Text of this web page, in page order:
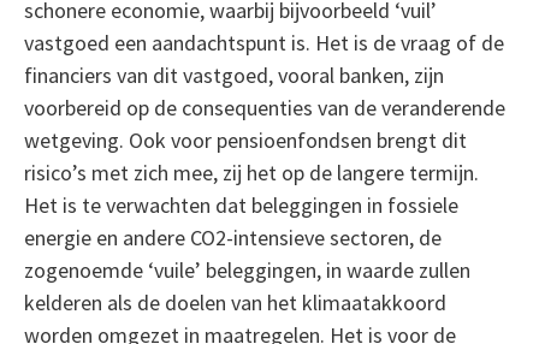
schonere economie, waarbij bijvoorbeeld ‘vuil’
vastgoed een aandachtspunt is. Het is de vraag of de
financiers van dit vastgoed, vooral banken, zijn
voorbereid op de consequenties van de veranderende
wetgeving. Ook voor pensioenfondsen brengt dit
risico’s met zich mee, zij het op de langere termijn.
Het is te verwachten dat beleggingen in fossiele
energie en andere CO2-intensieve sectoren, de
zogenoemde ‘vuile’ beleggingen, in waarde zullen
kelderen als de doelen van het klimaatakkoord
worden omgezet in maatregelen. Het is voor de